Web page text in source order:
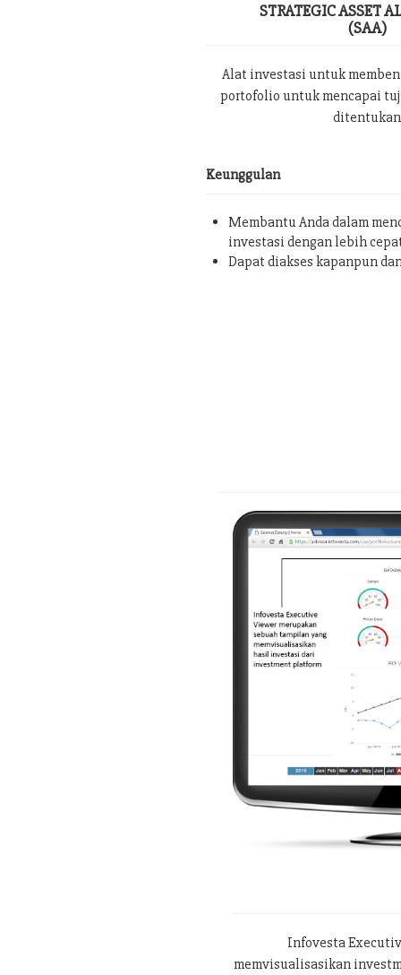
STRATEGIC ASSET
(SAA)
Alat investasi untuk
portofolio untuk mencapai
ditentukan
Keunggulan
Membantu Anda dalam
investasi dengan lebih
Dapat diakses kapanpun
Infovesta
memvisualisasikan